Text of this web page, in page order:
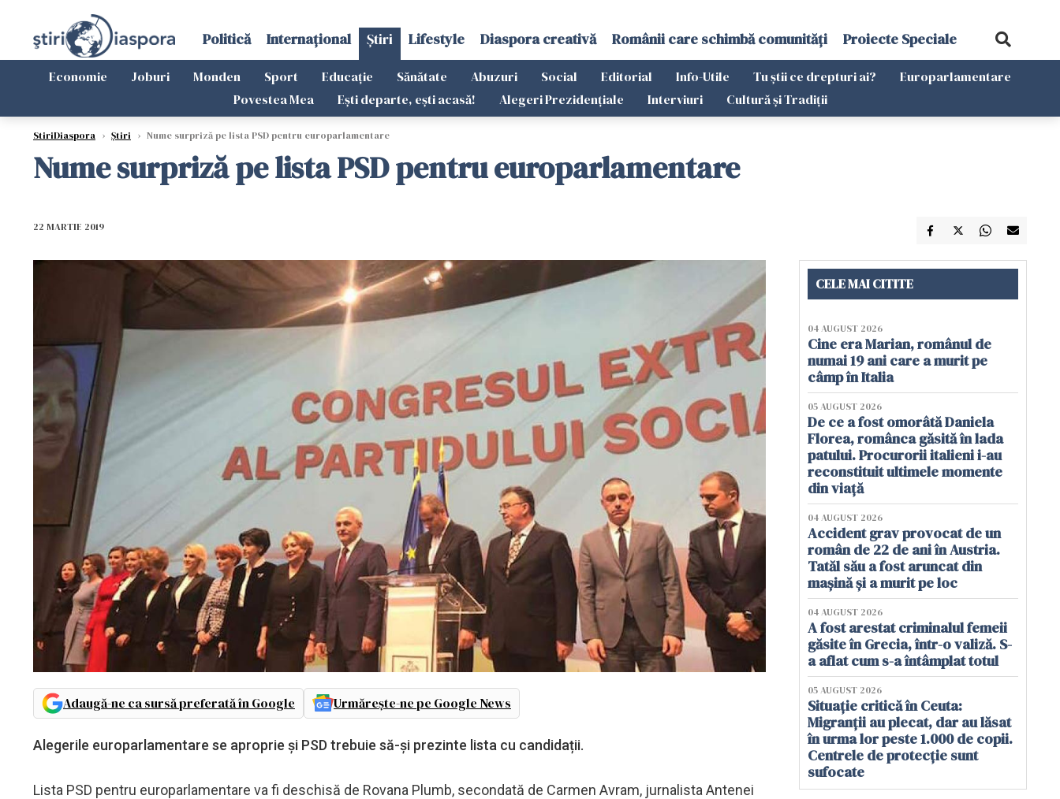
Politică Internațional Știri Lifestyle Diaspora creativă Românii care schimbă comunități Proiecte Speciale
Economie Joburi Monden Sport Educație Sănătate Abuzuri Social Editorial Info-Utile Tu știi ce drepturi ai?
Europarlamentare
Povestea Mea
Ești departe, ești acasă! Alegeri Prezidențiale Interviuri Cultură și Tradiții
StiriDiaspora › Știri › Nume surpriză pe lista PSD pentru europarlamentare
Nume surpriză pe lista PSD pentru europarlamentare
22 MARTIE 2019
Adaugă-ne ca sursă preferată în Google Urmărește-ne pe Google News
Alegerile europarlamentare se aproprie și PSD trebuie să-și prezinte lista cu candidații.
Lista PSD pentru europarlamentare va fi deschisă de Rovana Plumb, secondată de Carmen Avram, jurnalista Antenei
CELE MAI CITITE
04 AUGUST 2026
Cine era Marian, românul de
numai 19 ani care a murit pe
câmp în Italia
05 AUGUST 2026
De ce a fost omorâtă Daniela
Florea, românca găsită în lada
patului. Procurorii italieni i-au
reconstituit ultimele momente
din viață
04 AUGUST 2026
Accident grav provocat de un
român de 22 de ani în Austria.
Tatăl său a fost aruncat din
mașină și a murit pe loc
04 AUGUST 2026
A fost arestat criminalul femeii
găsite în Grecia, într-o valiză. S-
a aflat cum s-a întâmplat totul
05 AUGUST 2026
Situație critică în Ceuta:
Migranții au plecat, dar au lăsat
în urma lor peste 1.000 de copii.
Centrele de protecție sunt
sufocate